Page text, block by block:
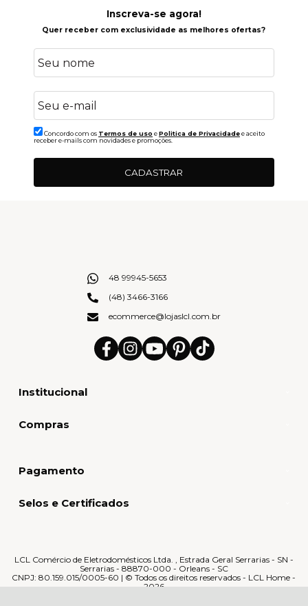
Inscreva-se agora!
Quer receber com exclusividade as melhores ofertas?
Concordo com os Termos de uso ePolitica de Privacidadee aceito
receber e-mails com novidades e promoções.
CADASTRAR
Institucional
Compras
48 99945-5653
(48) 3466-3166
ecommerce@lojaslcl.com.br
Pagamento
Selos e Certificados
LCL Comércio de Eletrodomésticos Ltda. , Estrada Geral Serrarias - SN -
Serrarias - 88870-000 - Orleans - SC
CNPJ: 80.159.015/0005-60 | © Todos os direitos reservados - LCL Home -
2026